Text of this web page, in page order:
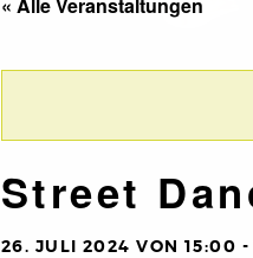
Street
26. JULI 2024 VON 15:00